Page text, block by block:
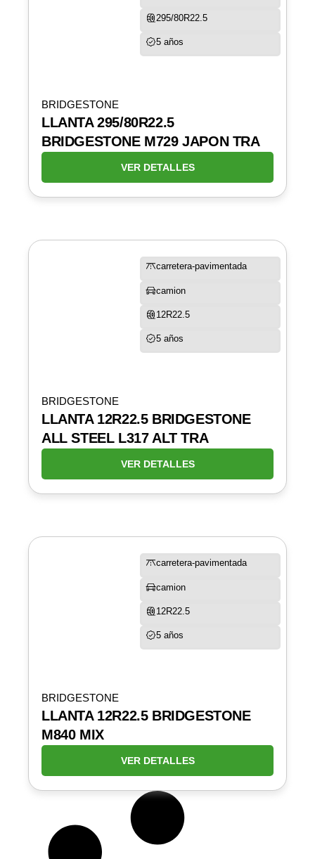
295/80R22.5
5 años
BRIDGESTONE
LLANTA 295/80R22.5
BRIDGESTONE M729 JAPON TRA
VER DETALLES
carretera-pavimentada
camion
12R22.5
5 años
BRIDGESTONE
LLANTA 12R22.5 BRIDGESTONE
ALL STEEL L317 ALT TRA
VER DETALLES
carretera-pavimentada
camion
12R22.5
5 años
BRIDGESTONE
LLANTA 12R22.5 BRIDGESTONE
M840 MIX
VER DETALLES